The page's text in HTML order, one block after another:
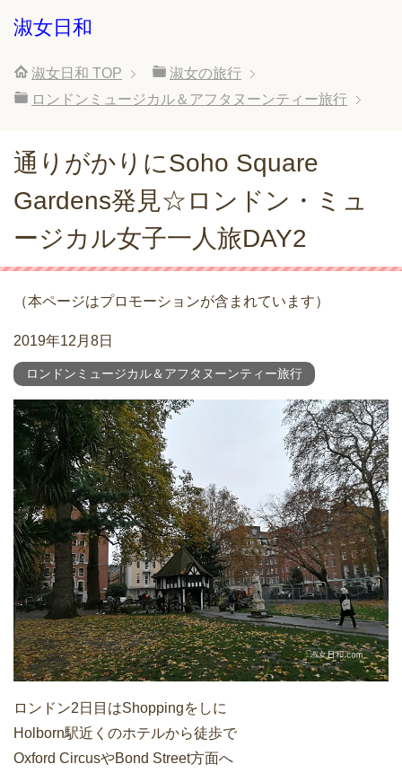
淑女日和
淑女日和 TOP
淑女の旅行
ロンドンミュージカル＆アフタヌーンティー旅行
通りがかりにSoho Square
Gardens発見☆ロンドン・ミュ
ージカル女子一人旅DAY2
（本ページはプロモーションが含まれています）
2019年12月8日
ロンドンミュージカル＆アフタヌーンティー旅行
ロンドン2日目はShoppingをしに
Holborn駅近くのホテルから徒歩で
Oxford CircusやBond Street方面へ